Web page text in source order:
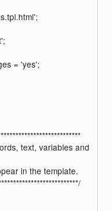
= 'yes';
text, variables and
in the template.